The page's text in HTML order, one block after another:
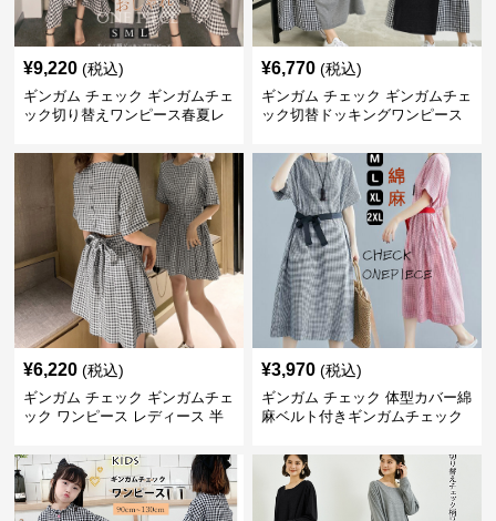
¥9,220 (税込)
ギンガム チェック ギンガムチェ
ック切り替えワンピース春夏レ
¥6,770 (税込)
ギンガム チェック ギンガムチェ
ック切替ドッキングワンピース
¥6,220 (税込)
ギンガム チェック ギンガムチェ
ック ワンピース レディース 半
¥3,970 (税込)
ギンガム チェック 体型カバー綿
麻ベルト付きギンガムチェック